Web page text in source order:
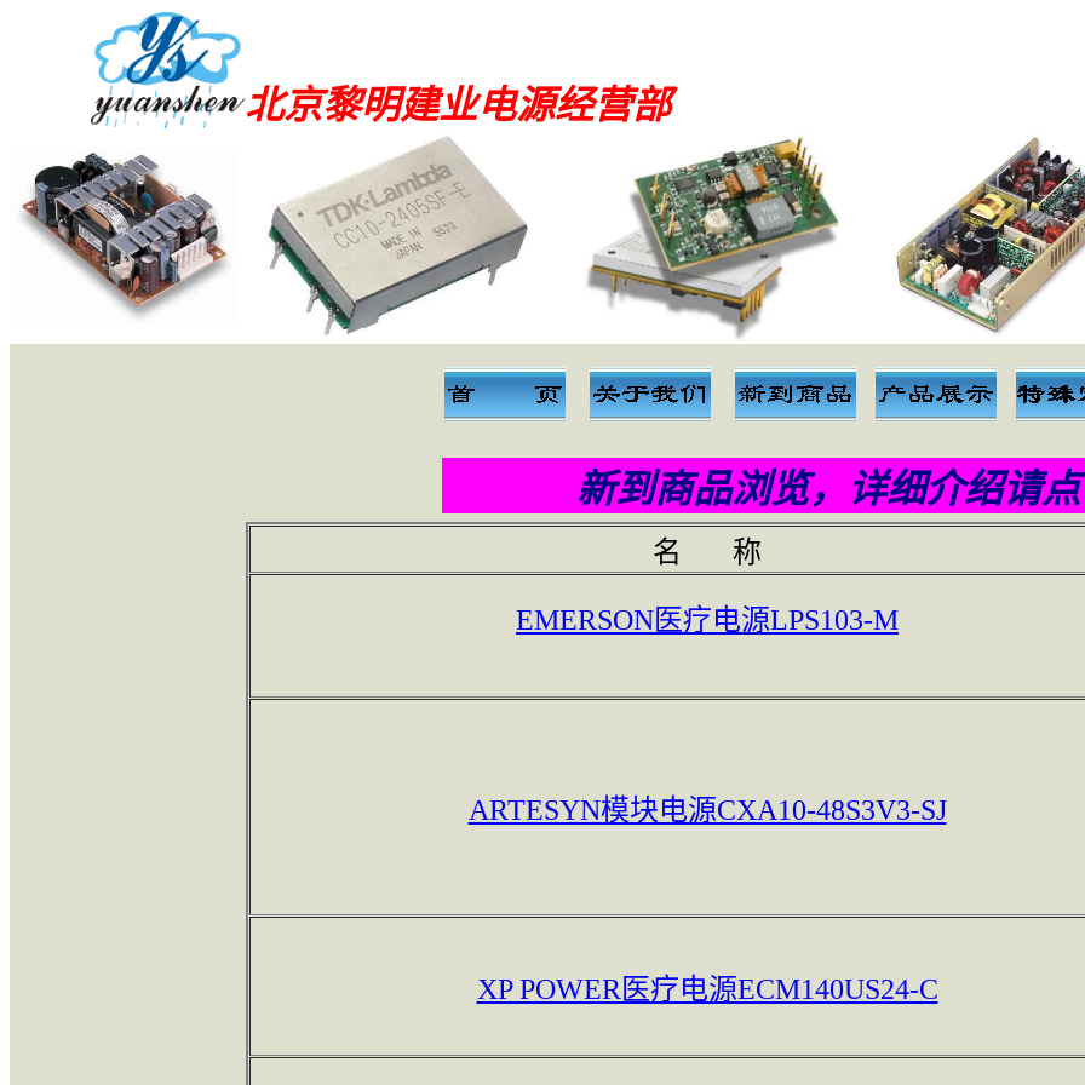
北京黎明建业电源经营部
新到商品浏览，详细介绍请点击
名 称
EMERSON医疗电源LPS103-M
ARTESYN模块电源CXA10-48S3V3-SJ
XP POWER医疗电源ECM140US24-C